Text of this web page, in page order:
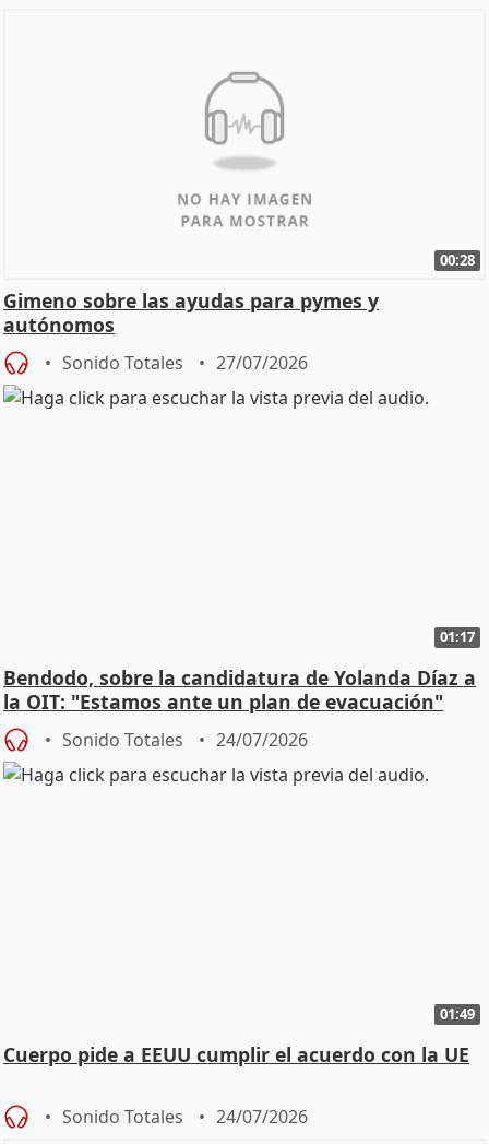
00:28
Gimeno sobre las ayudas para pymes y
autónomos
Sonido Totales 27/07/2026
01:17
Bendodo, sobre la candidatura de Yolanda Díaz a
la OIT: "Estamos ante un plan de evacuación"
Sonido Totales 24/07/2026
01:49
Cuerpo pide a EEUU cumplir el acuerdo con la UE
Sonido Totales 24/07/2026